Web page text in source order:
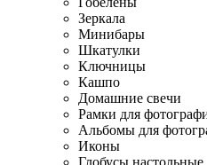
Зеркала
Минибары
Шкатулки
Ключницы
Кашпо
Домашние свечи
Рамки для
Альбомы для
Иконы
Глобусы настольные